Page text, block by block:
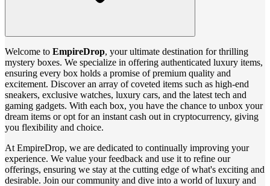
Welcome to EmpireDrop, your ultimate destination for thrilling
mystery boxes. We specialize in offering authenticated luxury items,
ensuring every box holds a promise of premium quality and
excitement. Discover an array of coveted items such as high-end
sneakers, exclusive watches, luxury cars, and the latest tech and
gaming gadgets. With each box, you have the chance to unbox your
dream items or opt for an instant cash out in cryptocurrency, giving
you flexibility and choice.
At EmpireDrop, we are dedicated to continually improving your
experience. We value your feedback and use it to refine our
offerings, ensuring we stay at the cutting edge of what's exciting and
desirable. Join our community and dive into a world of luxury and